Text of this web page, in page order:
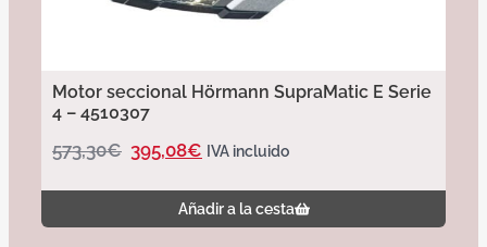
Motor seccional Hörmann SupraMatic E Serie
4 – 4510307
573,30€ 395,08€ IVA incluido
Añadir a la cesta